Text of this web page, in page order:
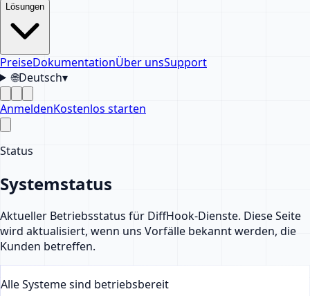
Lösungen
PreiseDokumentationÜber unsSupport
🌐Deutsch▾
AnmeldenKostenlos starten
Status
Systemstatus
Aktueller Betriebsstatus für DiffHook-Dienste. Diese Seite
wird aktualisiert, wenn uns Vorfälle bekannt werden, die
Kunden betreffen.
Alle Systeme sind betriebsbereit